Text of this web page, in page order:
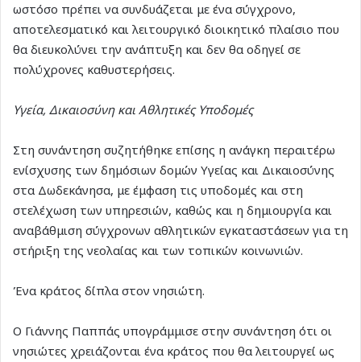
ωστόσο πρέπει να συνδυάζεται με ένα σύγχρονο,
αποτελεσματικό και λειτουργικό διοικητικό πλαίσιο που
θα διευκολύνει την ανάπτυξη και δεν θα οδηγεί σε
πολύχρονες καθυστερήσεις.
Υγεία, Δικαιοσύνη και Αθλητικές Υποδομές
Στη συνάντηση συζητήθηκε επίσης η ανάγκη περαιτέρω
ενίσχυσης των δημόσιων δομών Υγείας και Δικαιοσύνης
στα Δωδεκάνησα, με έμφαση τις υποδομές και στη
στελέχωση των υπηρεσιών, καθώς και η δημιουργία και
αναβάθμιση σύγχρονων αθλητικών εγκαταστάσεων για τη
στήριξη της νεολαίας και των τοπικών κοινωνιών.
Ένα κράτος δίπλα στον νησιώτη.
Ο Γιάννης Παππάς υπογράμμισε στην συνάντηση ότι οι
νησιώτες χρειάζονται ένα κράτος που θα λειτουργεί ως